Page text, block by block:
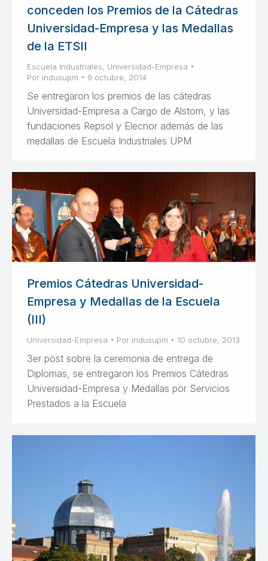
conceden los Premios de la Cátedras
Universidad-Empresa y las Medallas
de la ETSII
Escuela Industriales
Universidad-Empresa
Por indusupm 9 octubre, 2014
Se entregaron los premios de las cátedras
Universidad-Empresa a Cargo de Alstom, y las
fundaciones Repsol y Elecnor además de las
medallas de Escuela Industriales UPM
Premios Cátedras Universidad-
Empresa y Medallas de la Escuela
(III)
Universidad-Empresa Por indusupm 10 octubre, 2013
3er post sobre la ceremonia de entrega de
Diplomas, se entregaron los Premios Cátedras
Universidad-Empresa y Medallas por Servicios
Prestados a la Escuela